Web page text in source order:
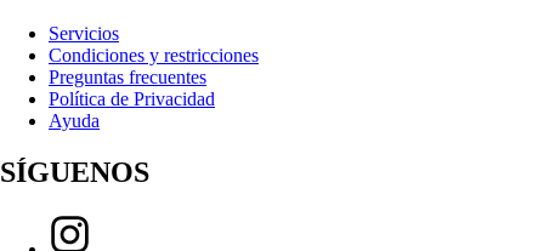
Servicios
Condiciones y restricciones
Preguntas frecuentes
Política de Privacidad
Ayuda
SÍGUENOS